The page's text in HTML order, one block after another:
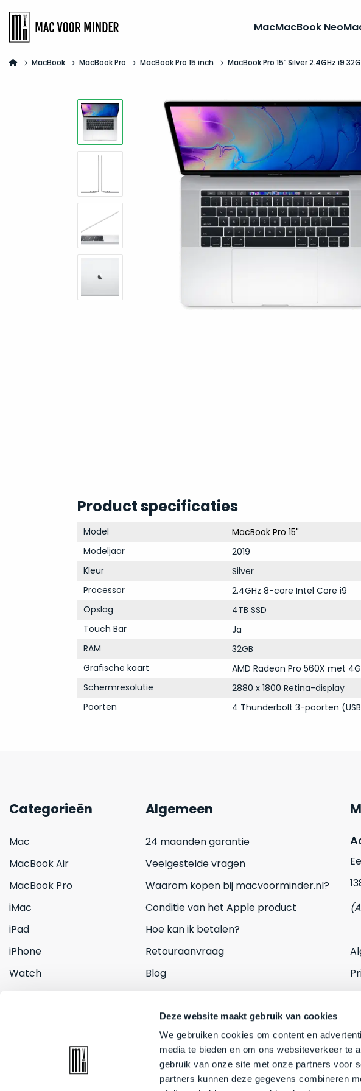
Deze website maakt gebruik van cookies
We gebruiken cookies om content en
media te bieden en om ons websiteverkeer te
gebruik van onze site met onze partners voor
partners kunnen deze gegevens combineren
MacMacBook Neo
MacBook MacBook Pro MacBook Pro 15 inch MacBook Pro 15″ Silver 2.4GHz i9
Product specificaties
Model
MacBook Pro 15"
Modeljaar
2019
Kleur
Silver
Processor
2.4GHz 8-core Intel Core i9
Opslag
4TB SSD
Touch Bar
Ja
RAM
32GB
Grafische kaart
AMD Radeon Pro 560X met
Schermresolutie
2880 x 1800 Retina-display
Poorten
4 Thunderbolt 3-poorten
Categorieën
Mac
MacBook Air
MacBook Pro
iMac
iPad
iPhone
Watch
Algemeen
24 maanden garantie
Veelgestelde vragen
Waarom kopen bij macvoorminder.nl?
Conditie van het Apple product
Hoe kan ik betalen?
Retouraanvraag
Blog